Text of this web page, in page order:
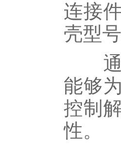
连接
壳型
通过
能够
控制
性。